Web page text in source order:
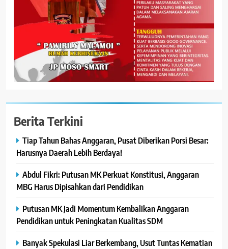
Berita Terkini
Tiap Tahun Bahas Anggaran, Pusat Diberikan Porsi Besar:
Harusnya Daerah Lebih Berdaya!
Abdul Fikri: Putusan MK Perkuat Konstitusi, Anggaran
MBG Harus Dipisahkan dari Pendidikan
Putusan MK Jadi Momentum Kembalikan Anggaran
Pendidikan untuk Peningkatan Kualitas SDM
Banyak Spekulasi Liar Berkembang, Usut Tuntas Kematian